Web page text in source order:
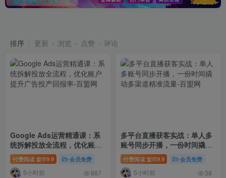
排序
更新 浏览 点赞 评论
Google Ads运营精通课：系
统拆解投放全流程，优化账户
提升广告投产回报率
付费阅读 盟币9.9 会员免费
5小时前 867
多平台直播获客实战：单人多
账号同步开播，一份时间撬动
多渠道精准流量
付费阅读 盟币9.9 会员免费
5小时前 38